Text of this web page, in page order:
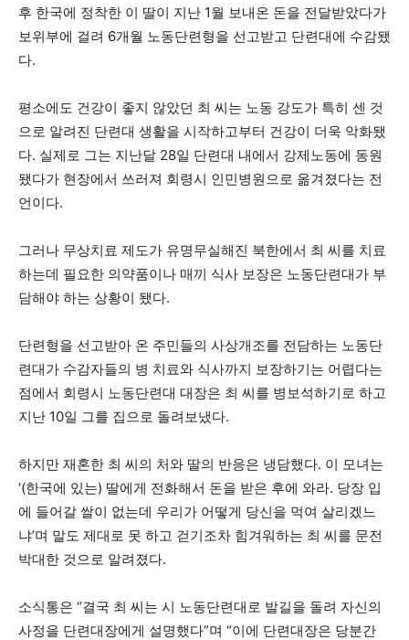
후 한국에 정착한 이 딸이 지난 1월 보내온 돈을 전달받았다가
보위부에 걸려 6개월 노동단련형을 선고받고 단련대에 수감됐
다.
평소에도 건강이 좋지 않았던 최 씨는 노동 강도가 특히 센 것
으로 알려진 단련대 생활을 시작하고부터 건강이 더욱 악화됐
다. 실제로 그는 지난달 28일 단련대 내에서 강제노동에 동원
됐다가 현장에서 쓰러져 회령시 인민병원으로 옮겨졌다는 전
언이다.
그러나 무상치료 제도가 유명무실해진 북한에서 최 씨를 치료
하는데 필요한 의약품이나 매끼 식사 보장은 노동단련대가 부
담해야 하는 상황이 됐다.
단련형을 선고받아 온 주민들의 사상개조를 전담하는 노동단
련대가 수감자들의 병 치료와 식사까지 보장하기는 어렵다는
점에서 회령시 노동단련대 대장은 최 씨를 병보석하기로 하고
지난 10일 그를 집으로 돌려보냈다.
하지만 재혼한 최 씨의 처와 딸의 반응은 냉담했다. 이 모녀는
‘(한국에 있는) 딸에게 전화해서 돈을 받은 후에 와라. 당장 입
에 들어갈 쌀이 없는데 우리가 어떻게 당신을 먹여 살리겠느
냐’며 말도 제대로 못 하고 걷기조차 힘겨워하는 최 씨를 문전
박대한 것으로 알려졌다.
소식통은 “결국 최 씨는 시 노동단련대로 발길을 돌려 자신의
사정을 단련대장에게 설명했다”며 “이에 단련대장은 당분간